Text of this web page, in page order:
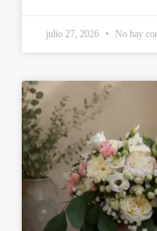
julio 27, 2026 No hay